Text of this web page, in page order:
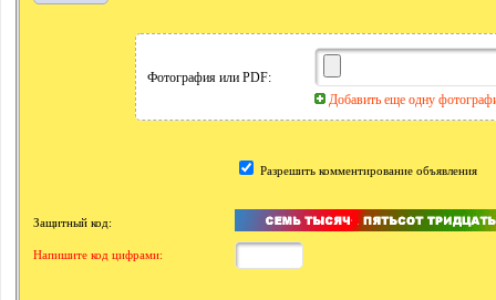
Фотография или PDF:
Добавить еще одну
Разрешить комментирование объявления
Защитный код:
Напишите код цифрами: